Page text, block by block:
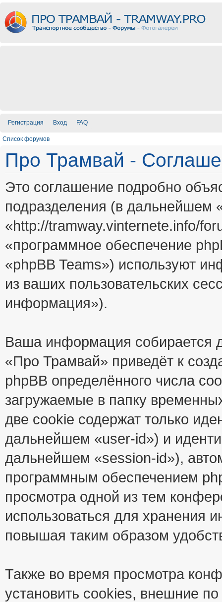
Регистрация Вход FAQ
Список форумов
Про Трамвай -
Это соглашение подробно
подразделения (в
«http://tramway.vinternete.info/
«программное обеспечение
«phpBB Teams») используют
из ваших пользовательских
информация»).
Ваша информация собирается
«Про Трамвай» приведёт к
phpBB определённого числа
загружаемые в папку
две cookie содержат только
дальнейшем «user-id») и
дальнейшем «session-id»),
программным обеспечением
просмотра одной из тем
использоваться для хранения
повышая таким образом
Также во время просмотра
установить cookies, внешние